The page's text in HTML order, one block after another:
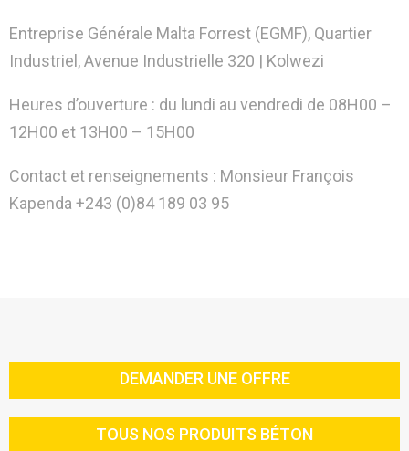
Entreprise Générale Malta Forrest (EGMF), Quartier
Industriel, Avenue Industrielle 320 | Kolwezi
Heures d’ouverture : du lundi au vendredi de 08H00 –
12H00 et 13H00 – 15H00
Contact et renseignements : Monsieur François
Kapenda +243 (0)84 189 03 95
DEMANDER UNE OFFRE
TOUS NOS PRODUITS BÉTON